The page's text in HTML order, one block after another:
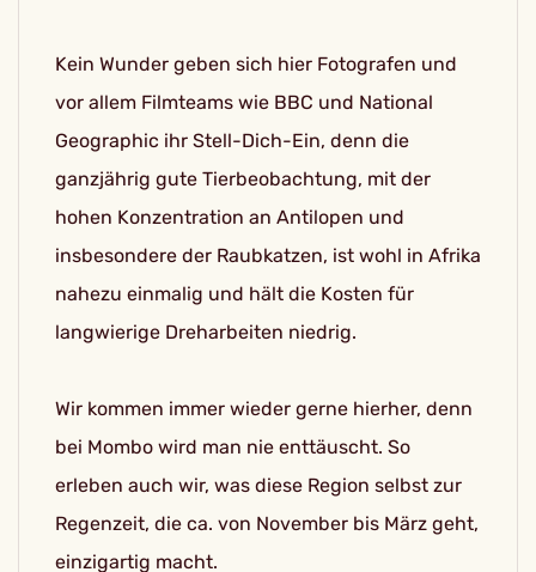
Kein Wunder geben sich hier Fotografen und
vor allem Filmteams wie BBC und National
Geographic ihr Stell-Dich-Ein, denn die
ganzjährig gute Tierbeobachtung, mit der
hohen Konzentration an Antilopen und
insbesondere der Raubkatzen, ist wohl in Afrika
nahezu einmalig und hält die Kosten für
langwierige Dreharbeiten niedrig.
Wir kommen immer wieder gerne hierher, denn
bei Mombo wird man nie enttäuscht. So
erleben auch wir, was diese Region selbst zur
Regenzeit, die ca. von November bis März geht,
einzigartig macht.